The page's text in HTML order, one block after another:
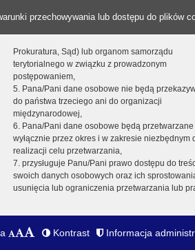
przechowywania lub dostępu do plików
Prokuratura, Sąd) lub organom samorządu
terytorialnego w związku z prowadzonym
postępowaniem,
5. Pana/Pani dane osobowe nie będą
do państwa trzeciego ani do organizacji
międzynarodowej,
6. Pana/Pani dane osobowe będą przetwarzane
wyłącznie przez okres i w zakresie niezbędnym
realizacji celu przetwarzania,
7. przysługuje Panu/Pani prawo dostępu do
swoich danych osobowych oraz ich
usunięcia lub ograniczenia przetwarzania lub
Kontrast Informacja